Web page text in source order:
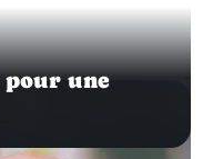
pour une